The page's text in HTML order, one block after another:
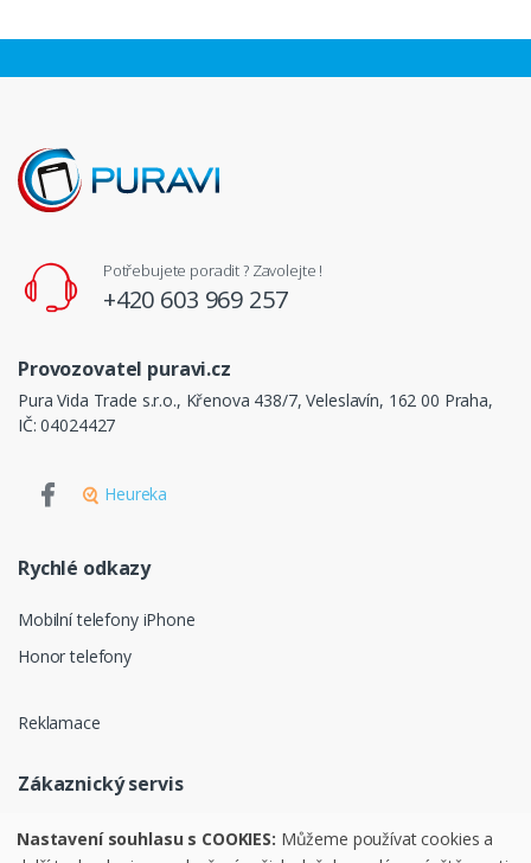
Potřebujete poradit ? Zavolejte !
+420 603 969 257
Provozovatel puravi.cz
Pura Vida Trade s.r.o., Křenova 438/7, Veleslavín, 162 00 Praha,
IČ: 04024427
Heureka
Rychlé odkazy
Mobilní telefony iPhone
Honor telefony
Reklamace
Zákaznický servis
Ochrana osobních údajů
Nastavení souhlasu s COOKIES: Můžeme používat cookies a